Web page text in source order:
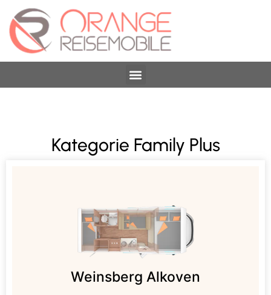
Kategorie Family Plus
Weinsberg Alkoven
Fiat 2,2 l Multijet 140, Euro 6d-Final (103 kW /
140 PS)
Bettmaße Alkoven: 210 cm x 140 cm
Bettmaße Bug: 184 cm x 100 cm
Bettmaße Heck: 211 cm x 74 cm / 194 cm x 76